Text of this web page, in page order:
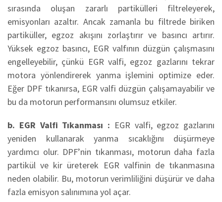
sırasında oluşan zararlı partikülleri filtreleyerek,
emisyonları azaltır. Ancak zamanla bu filtrede biriken
partiküller, egzoz akışını zorlaştırır ve basıncı artırır.
Yüksek egzoz basıncı, EGR valfının düzgün çalışmasını
engelleyebilir, çünkü EGR valfi, egzoz gazlarını tekrar
motora yönlendirerek yanma işlemini optimize eder.
Eğer DPF tıkanırsa, EGR valfi düzgün çalışamayabilir ve
bu da motorun performansını olumsuz etkiler.
b. EGR Valfi Tıkanması : EGR valfi, egzoz gazlarını
yeniden kullanarak yanma sıcaklığını düşürmeye
yardımcı olur. DPF’nin tıkanması, motorun daha fazla
partikül ve kir üreterek EGR valfinin de tıkanmasına
neden olabilir. Bu, motorun verimliliğini düşürür ve daha
fazla emisyon salınımına yol açar.